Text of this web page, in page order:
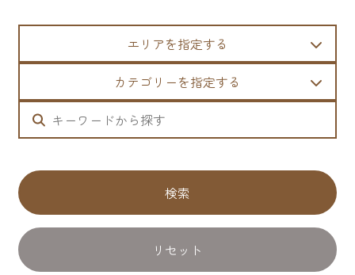
エリアを指定する
カテゴリーを指定する
検索
リセット